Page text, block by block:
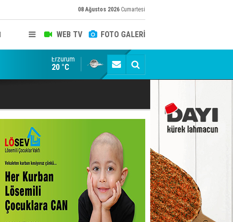
08 Ağustos 2026 Cumartesi
WEB TV FOTO GALERİ
Konuşanlar'a katıldı, söyledikleri başına iş açtı!
Erzurum
20 °C